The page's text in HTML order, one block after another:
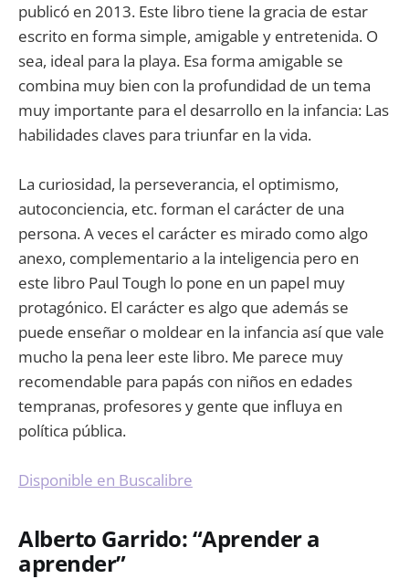
publicó en 2013. Este libro tiene la gracia de estar
escrito en forma simple, amigable y entretenida. O
sea, ideal para la playa. Esa forma amigable se
combina muy bien con la profundidad de un tema
muy importante para el desarrollo en la infancia: Las
habilidades claves para triunfar en la vida.
La curiosidad, la perseverancia, el optimismo,
autoconciencia, etc. forman el carácter de una
persona. A veces el carácter es mirado como algo
anexo, complementario a la inteligencia pero en
este libro Paul Tough lo pone en un papel muy
protagónico. El carácter es algo que además se
puede enseñar o moldear en la infancia así que vale
mucho la pena leer este libro. Me parece muy
recomendable para papás con niños en edades
tempranas, profesores y gente que influya en
política pública.
Disponible en Buscalibre
Alberto Garrido: “Aprender a
aprender”